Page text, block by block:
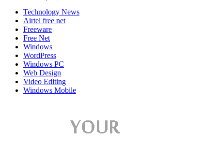
Technology News
Airtel free net
Freeware
Free Net
Windows
WordPress
Windows PC
Web Design
Video Editing
Windows Mobile